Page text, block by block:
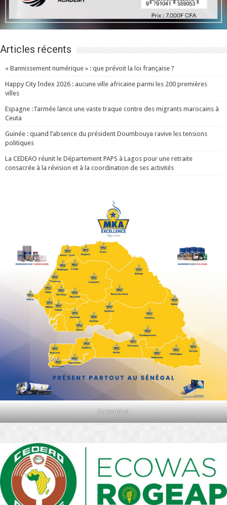
Articles récents
« Bannissement numérique » : que prévoit la loi française ?
Happy City Index 2026 : aucune ville africaine parmi les 200 premières
villes
Espagne : l’armée lance une vaste traque contre des migrants marocains à
Ceuta
Guinée : quand l’absence du président Doumbouya ravive les tensions
politiques
La CEDEAO réunit le Département PAPS à Lagos pour une retraite
consacrée à la révision et à la coordination de ses activités
Screenshot